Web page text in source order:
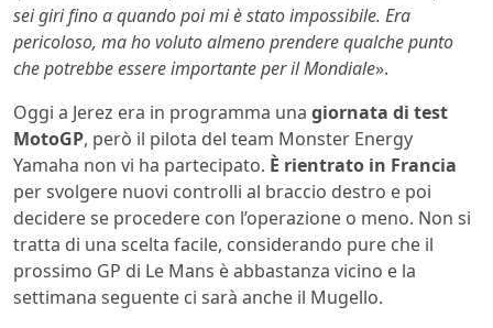
sei giri fino a quando poi mi è stato impossibile. Era
pericoloso, ma ho voluto almeno prendere qualche punto
che potrebbe essere importante per il Mondiale».
Oggi a Jerez era in programma una giornata di test
MotoGP, però il pilota del team Monster Energy
Yamaha non vi ha partecipato. È rientrato in Francia
per svolgere nuovi controlli al braccio destro e poi
decidere se procedere con l’operazione o meno. Non si
tratta di una scelta facile, considerando pure che il
prossimo GP di Le Mans è abbastanza vicino e la
settimana seguente ci sarà anche il Mugello.